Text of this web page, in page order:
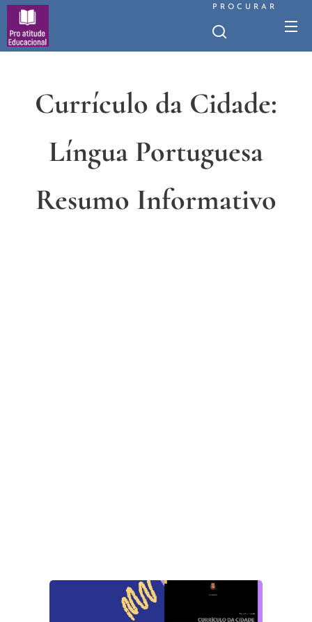
PROCURAR
Currículo da Cidade:
Língua Portuguesa
Resumo Informativo